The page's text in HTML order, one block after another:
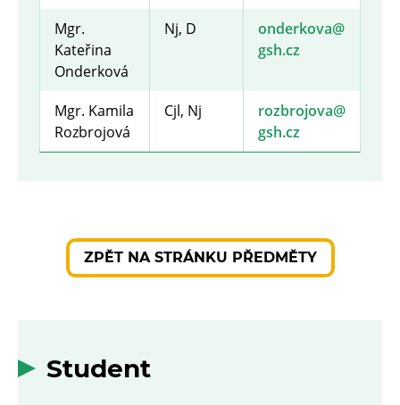
Mgr.
Kateřina
Onderková
Nj, D
onderkova@​
gsh.cz
Mgr. Kamila
Rozbrojová
Cjl, Nj
rozbrojova@​
gsh.cz
ZPĚT NA STRÁNKU PŘEDMĚTY
Student